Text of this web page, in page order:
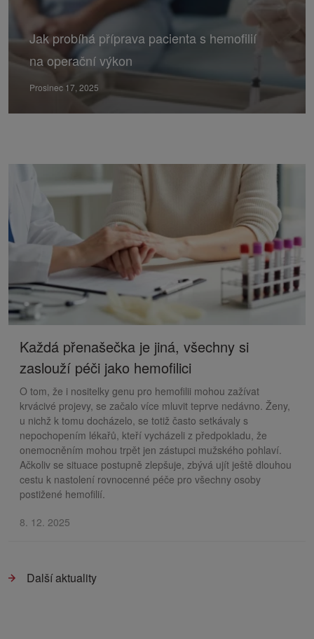
Jak probíhá příprava pacienta s hemofilií
na operační výkon
Prosinec 17, 2025
Každá přenašečka je jiná, všechny si
zaslouží péči jako hemofilici
O tom, že i nositelky genu pro hemofilii mohou zažívat
krvácivé projevy, se začalo více mluvit teprve nedávno. Ženy,
u nichž k tomu docházelo, se totiž často setkávaly s
nepochopením lékařů, kteří vycházeli z předpokladu, že
onemocněním mohou trpět jen zástupci mužského pohlaví.
Ačkoliv se situace postupně zlepšuje, zbývá ujít ještě dlouhou
cestu k nastolení rovnocenné péče pro všechny osoby
postižené hemofilií.
8. 12. 2025
Další aktuality